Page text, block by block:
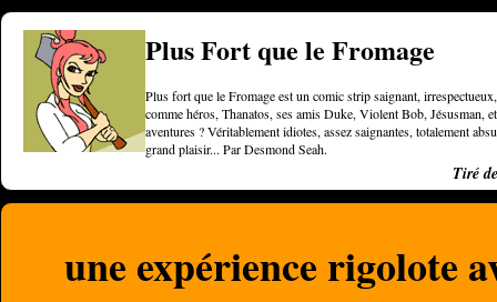
Plus Fort que le Fromage
Plus fort que le Fromage est un comic strip saignant,
comme héros, Thanatos, ses amis Duke, Violent Bob, Jésusman,
aventures ? Véritablement idiotes, assez saignantes, totalement
grand plaisir... Par Desmond Seah.
Tiré
une expérience rigolote